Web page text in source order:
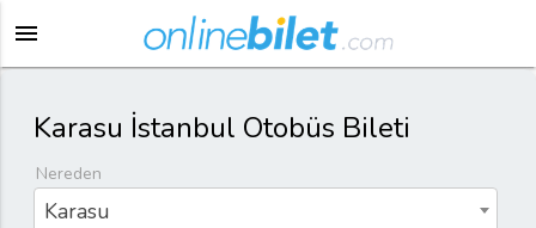
menu
Karasu İstanbul Otobüs Bileti
Nereden
Karasu